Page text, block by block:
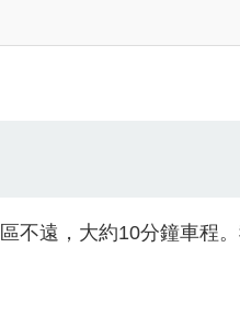
不遠，大約10分鐘車程